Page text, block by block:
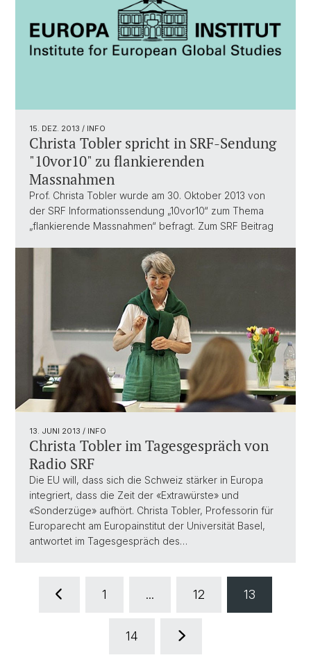
15. DEZ. 2013 / INFO
Christa Tobler spricht in SRF-Sendung
"10vor10" zu flankierenden
Massnahmen
Prof. Christa Tobler wurde am 30. Oktober 2013 von
der SRF Informationssendung „10vor10“ zum Thema
„flankierende Massnahmen“ befragt. Zum SRF Beitrag
13. JUNI 2013 / INFO
Christa Tobler im Tagesgespräch von
Radio SRF
Die EU will, dass sich die Schweiz stärker in Europa
integriert, dass die Zeit der «Extrawürste» und
«Sonderzüge» aufhört. Christa Tobler, Professorin für
Europarecht am Europainstitut der Universität Basel,
antwortet im Tagesgespräch des…
1 ... 12 13
14